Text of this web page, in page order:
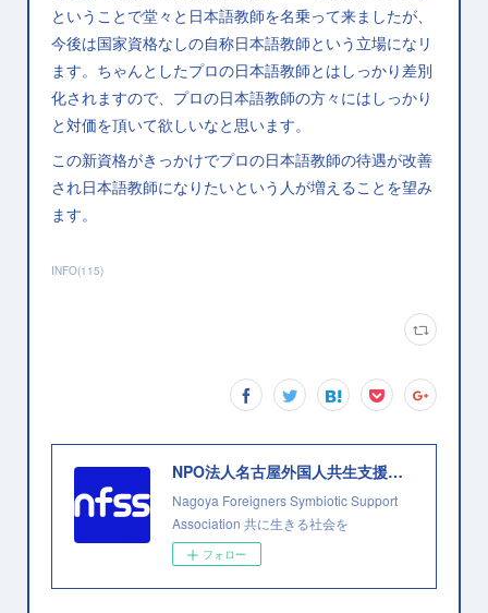
ということで堂々と日本語教師を名乗って来ましたが、
今後は国家資格なしの自称日本語教師という立場になリ
ます。ちゃんとしたプロの日本語教師とはしっかり差別
化されますので、プロの日本語教師の方々にはしっかり
と対価を頂いて欲しいなと思います。
この新資格がきっかけでプロの日本語教師の待遇が改善
され日本語教師になりたいという人が増えることを望み
ます。
INFO(115)
NPO法人名古屋外国人共生支援協会
Nagoya Foreigners Symbiotic Support
Association 共に生きる社会を
フォロー